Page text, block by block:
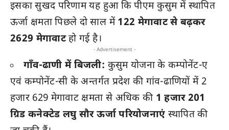
इसका सुखद परिणाम यह हुआ कि पीएम कुसुम में स्थापित
ऊर्जा क्षमता पिछले दो साल में 122 मेगावाट से बढ़कर
2629 मेगावाटहो गई है।
- Advertisement -
गाँव-ढाणी में बिजली: कुसुम योजना के कम्पोनेंट-ए
एवं कम्पोनेंट-सी के अन्तर्गत प्रदेश की गांव-ढाणियों में 2
हजार 629 मेगावाट क्षमता से अधिक की 1 हजार 201
ग्रिड कनेक्टेड लघु सौर ऊर्जा परियोजनाएं स्थापित की